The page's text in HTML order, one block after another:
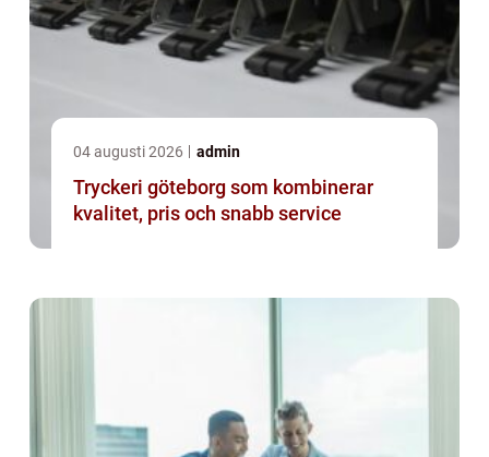
04 augusti 2026 admin
Tryckeri göteborg som kombinerar
kvalitet, pris och snabb service